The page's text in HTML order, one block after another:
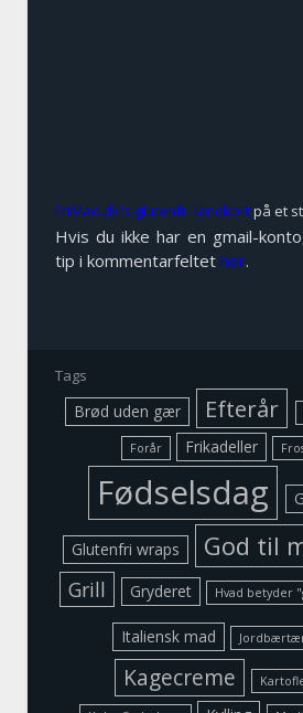
FriMad.dk's glutenfri landkortpå et
Hvis du ikke har en gmail-
tip i kommentarfeltet her.
Tags
Brød uden gær Efterår
Forår Frikadeller
Fødselsdag
Glutenfri wraps God til
Grill Gryderet Hvad betyder
Italiensk mad
Kagecreme